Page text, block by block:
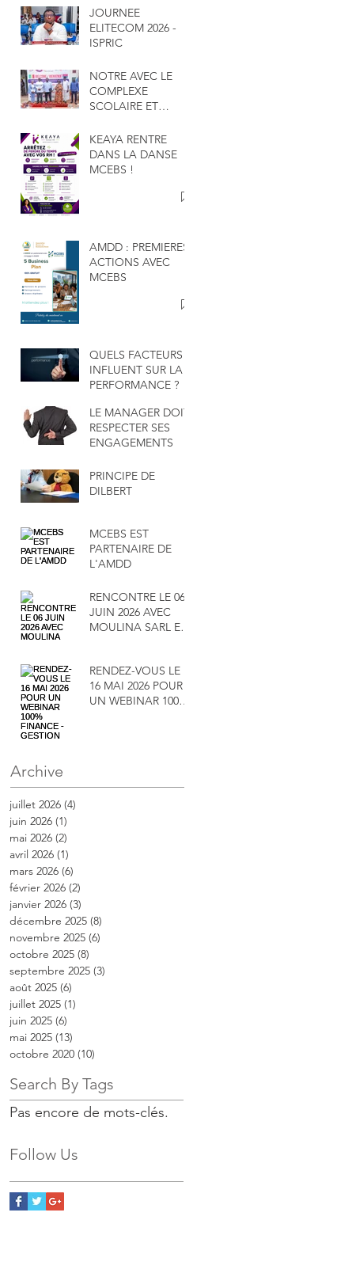
JOURNEE
ELITECOM 2026 -
ISPRIC
NOTRE AVEC LE
COMPLEXE
SCOLAIRE ET
GAKOU
KEAYA RENTRE
DANS LA DANSE
MCEBS !
AMDD : PREMIERES
ACTIONS AVEC
MCEBS
QUELS FACTEURS
INFLUENT SUR LA
PERFORMANCE ?
LE MANAGER DOIT
RESPECTER SES
ENGAGEMENTS
PRINCIPE DE
DILBERT
MCEBS EST
PARTENAIRE DE
L'AMDD
RENCONTRE LE 06
JUIN 2026 AVEC
MOULINA SARL ET
MAÏMOUNA
SALAMENTA
RENDEZ-VOUS LE
16 MAI 2026 POUR
UN WEBINAR 100%
Archive
juillet 2026 (4)
juin 2026 (1)
mai 2026 (2)
avril 2026 (1)
mars 2026 (6)
février 2026 (2)
janvier 2026 (3)
décembre 2025 (8)
novembre 2025 (6)
octobre 2025 (8)
septembre 2025 (3)
août 2025 (6)
juillet 2025 (1)
juin 2025 (6)
mai 2025 (13)
octobre 2020 (10)
Search By Tags
Pas encore de mots-clés.
Follow Us